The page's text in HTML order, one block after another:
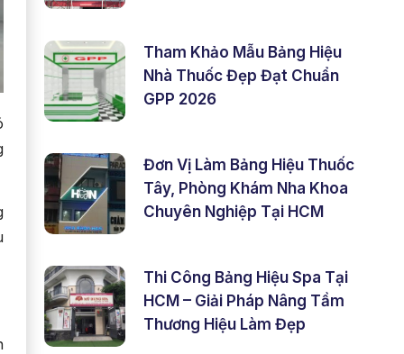
Tham Khảo Mẫu Bảng Hiệu
Nhà Thuốc Đẹp Đạt Chuẩn
GPP 2026
Đơn Vị Làm Bảng Hiệu Thuốc
Tây, Phòng Khám Nha Khoa
Chuyên Nghiệp Tại HCM
Thi Công Bảng Hiệu Spa Tại
HCM – Giải Pháp Nâng Tầm
Thương Hiệu Làm Đẹp